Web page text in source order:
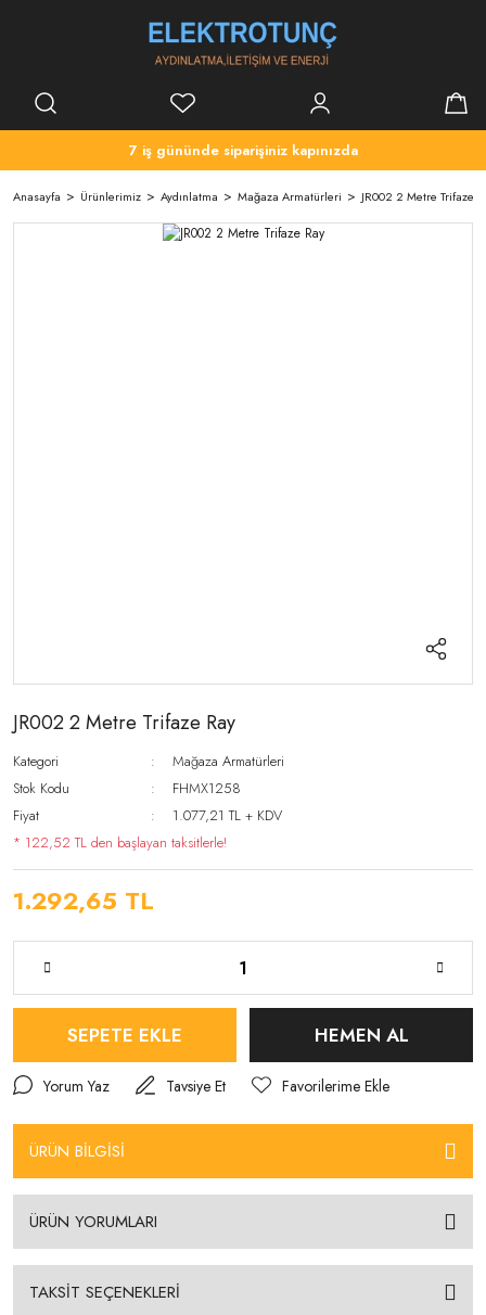
7 iş gününde siparişiniz kapınızda
Anasayfa Ürünlerimiz Aydınlatma Mağaza Armatürleri JR002 2 Metre Trifaze
JR002 2 Metre Trifaze Ray
Kategori
Mağaza Armatürleri
Stok Kodu
FHMX1258
Fiyat
1.077,21 TL + KDV
* 122,52 TL den başlayan taksitlerle!
1.292,65 TL
SEPETE EKLE HEMEN AL
Yorum Yaz Tavsiye Et
ÜRÜN BİLGİSİ
ÜRÜN YORUMLARI
TAKSİT SEÇENEKLERİ